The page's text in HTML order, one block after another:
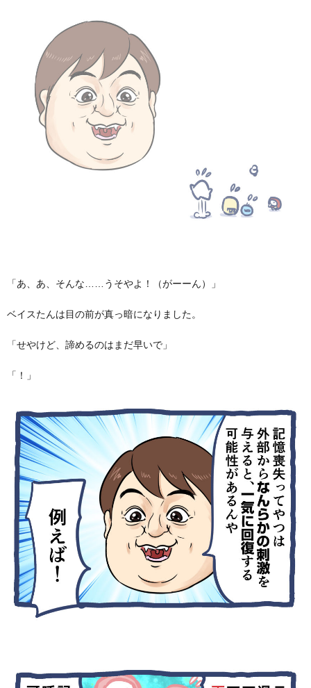
「あ、あ、そんな……うそやよ！（がーーん）」
ベイスたんは目の前が真っ暗になりました。
「せやけど、諦めるのはまだ早いで」
「！」